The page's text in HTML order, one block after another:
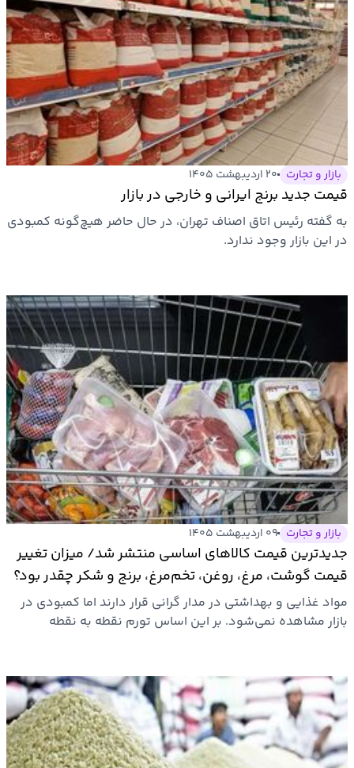
بازار و تجارت ۲۰ اردیبهشت ۱۴۰۵
قیمت جدید برنج ایرانی و خارجی در بازار
به گفته رئیس اتاق اصناف تهران، در حال حاضر هیچ‌گونه کمبودی
در این بازار وجود ندارد.
بازار و تجارت ۰۹ اردیبهشت ۱۴۰۵
جدیدترین قیمت کالاهای اساسی منتشر شد/ میزان تغییر
قیمت گوشت، مرغ، روغن، تخم‌مرغ، برنج و شکر چقدر بود؟
+ جدول
مواد غذایی و بهداشتی در مدار گرانی قرار دارند اما کمبودی در
بازار مشاهده نمی‌شود. بر این اساس تورم نقطه به نقطه